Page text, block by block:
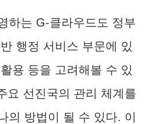
하는 G-클라우드도 정부
행정 서비스 부문에 있
용 등을 고려해볼 수 있
요 선진국의 관리 체계를
의 방법이 될 수 있다. 이